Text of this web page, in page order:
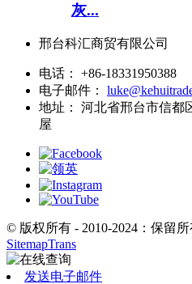
灰...
邢台科汇商贸有限公司
电话：
+86-18331950388
电子邮件：
地址：
河北省邢台市信都
屋
© 版权所有 - 2010-2024：保留所
SitemapTrans
发送电子邮件